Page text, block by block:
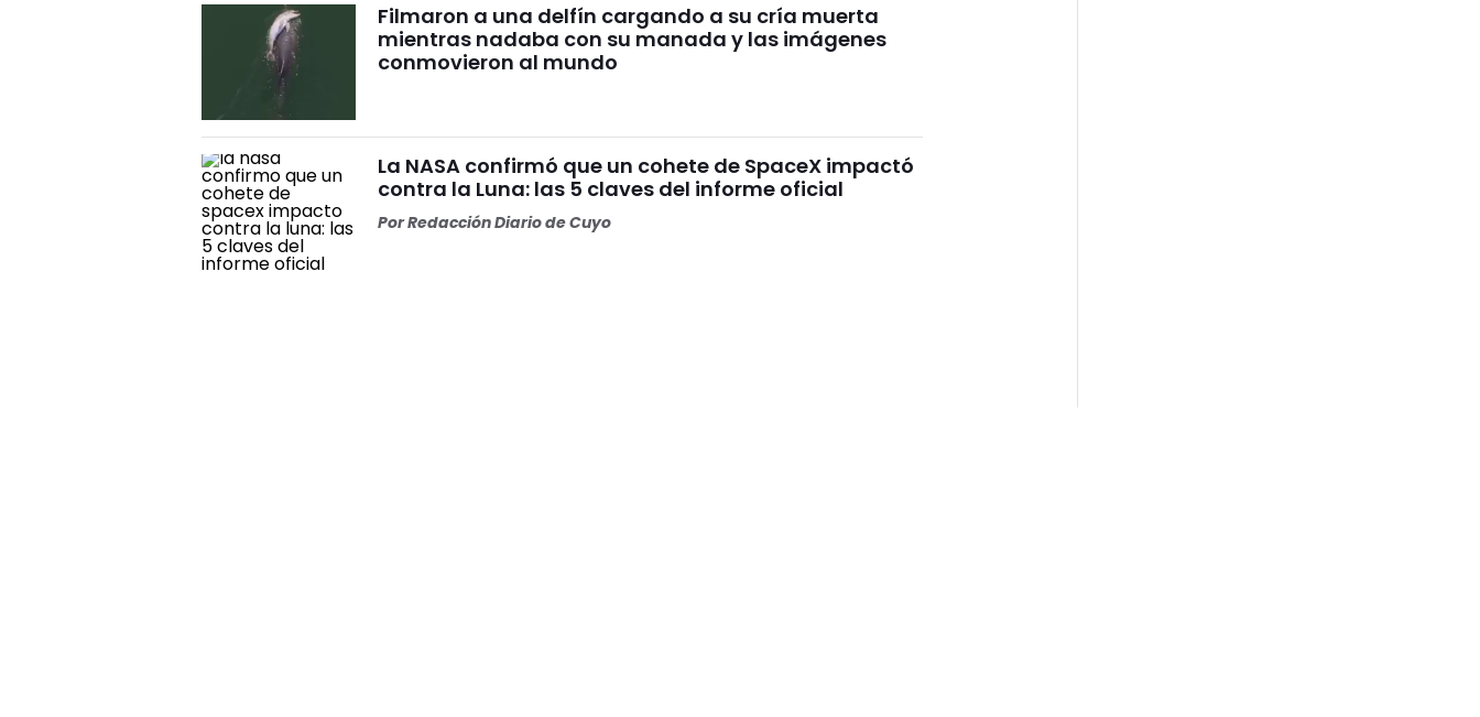
Filmaron a una delfín cargando a su cría muerta
mientras nadaba con su manada y las imágenes
conmovieron al mundo
La NASA confirmó que un cohete de SpaceX impactó
contra la Luna: las 5 claves del informe oficial
PorRedacción Diario de Cuyo